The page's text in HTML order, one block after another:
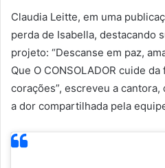
Claudia Leitte, em uma
perda de Isabella, destacando
projeto: “Descanse em paz,
Que O CONSOLADOR cuide
corações”, escreveu a
a dor compartilhada pela